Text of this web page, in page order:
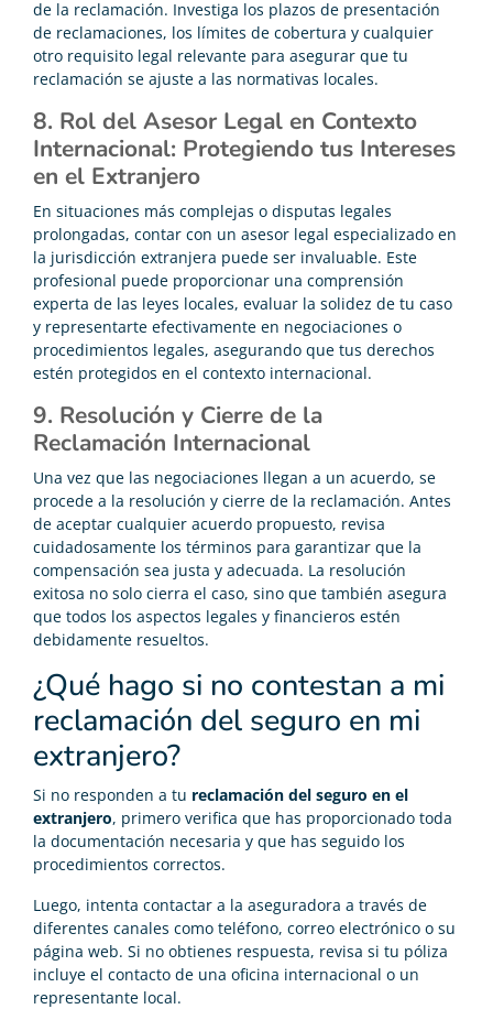
de la reclamación. Investiga los plazos de presentación
de reclamaciones, los límites de cobertura y cualquier
otro requisito legal relevante para asegurar que tu
reclamación se ajuste a las normativas locales.
8. Rol del Asesor Legal en Contexto
Internacional: Protegiendo tus Intereses
en el Extranjero
En situaciones más complejas o disputas legales
prolongadas, contar con un asesor legal especializado en
la jurisdicción extranjera puede ser invaluable. Este
profesional puede proporcionar una comprensión
experta de las leyes locales, evaluar la solidez de tu caso
y representarte efectivamente en negociaciones o
procedimientos legales, asegurando que tus derechos
estén protegidos en el contexto internacional.
9. Resolución y Cierre de la
Reclamación Internacional
Una vez que las negociaciones llegan a un acuerdo, se
procede a la resolución y cierre de la reclamación. Antes
de aceptar cualquier acuerdo propuesto, revisa
cuidadosamente los términos para garantizar que la
compensación sea justa y adecuada. La resolución
exitosa no solo cierra el caso, sino que también asegura
que todos los aspectos legales y financieros estén
debidamente resueltos.
¿Qué hago si no contestan a mi
reclamación del seguro en mi
extranjero?
Si no responden a tu reclamación del seguro en el
extranjero, primero verifica que has proporcionado toda
la documentación necesaria y que has seguido los
procedimientos correctos.
Luego, intenta contactar a la aseguradora a través de
diferentes canales como teléfono, correo electrónico o su
página web. Si no obtienes respuesta, revisa si tu póliza
incluye el contacto de una oficina internacional o un
representante local.